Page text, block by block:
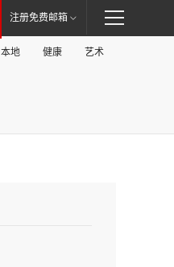
注册免费邮箱
本地 健康 艺术